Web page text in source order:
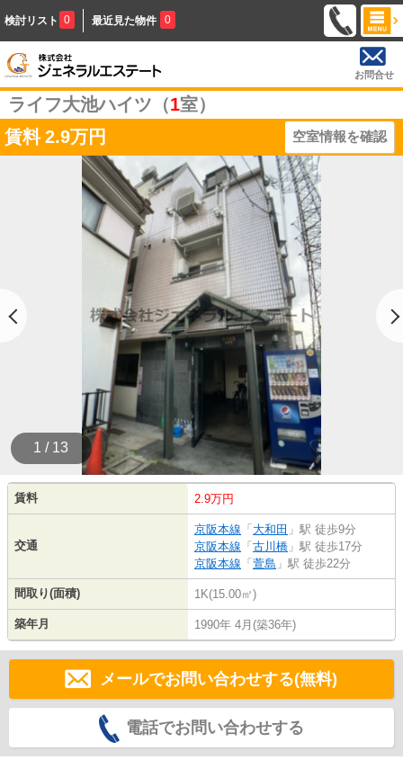
検討リスト 0 最近見た物件 0
お問合せ
ライフ大池ハイツ（1室）
賃料 2.9万円 空室情報を確認
1 / 13
賃料 2.9万円
交通
京阪本線 「 大和田 」駅 徒歩9分
京阪本線 「 古川橋 」駅 徒歩17分
京阪本線 「 萱島 」駅 徒歩22分
間取り(面積) 1K(15.00㎡)
築年月 1990年 4月(築36年)
メールでお問い合わせする(無料)
電話でお問い合わせする